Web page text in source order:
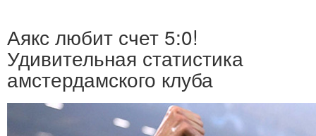
Аякс любит счет 5:0!
Удивительная статистика
амстердамского клуба